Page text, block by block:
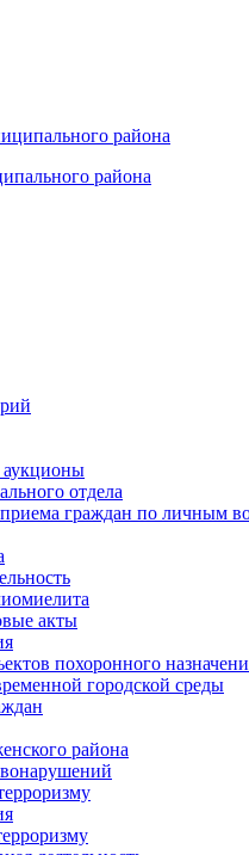
района
аукционы
отдела
граждан по личным
акты
похоронного
городской среды
района